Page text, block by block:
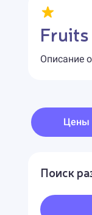
Fruits
Описание
Цены
Поиск